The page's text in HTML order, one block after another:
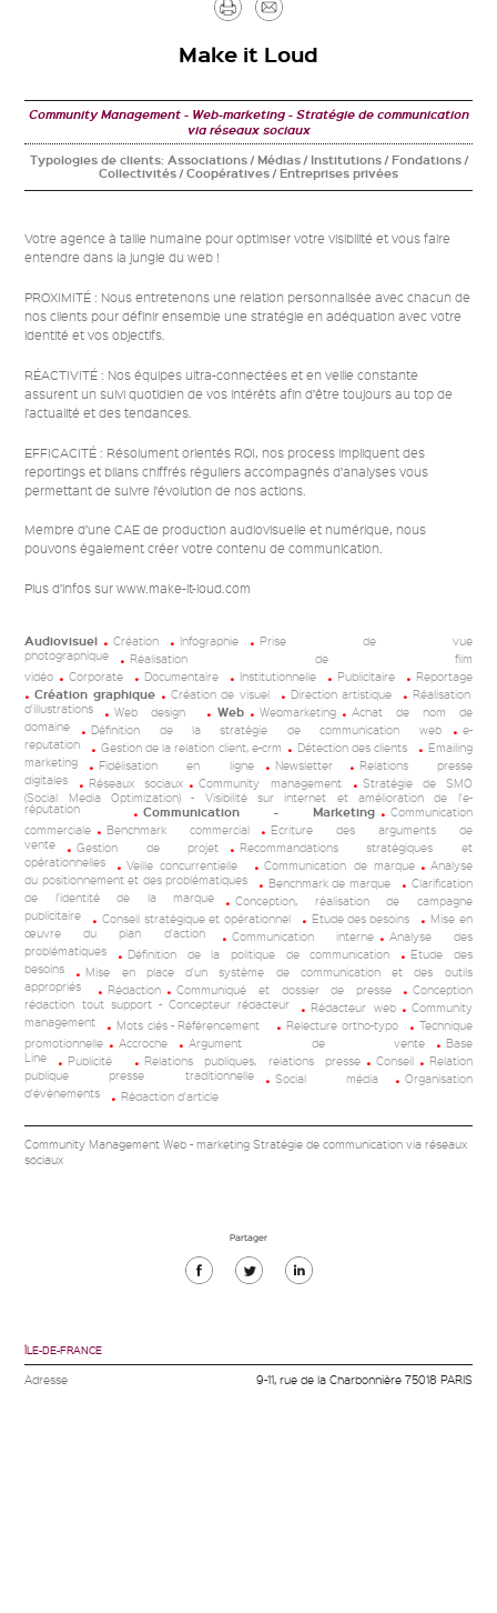
Imprimer
Make it Loud
Community Management Web-marketing
Stratégie de communication
via réseaux sociaux
Typologies de clients: Associations / Médias / Institutions / Fondations /
Collectivités / Coopératives / Entreprises privées
Votre agence à taille humaine pour optimiser votre visibilité et vous faire
entendre dans la jungle du web !
PROXIMITÉ : Nous entretenons une relation personnalisée avec chacun de
nos clients pour définir ensemble une stratégie en adéquation avec votre
identité et vos objectifs.
RÉACTIVITÉ : Nos équipes ultra-connectées et en veille constante
assurent un suivi quotidien de vos intérêts afin d’être toujours au top de
l’actualité et des tendances.
EFFICACITÉ : Résolument orientés ROI, nos process impliquent des
reportings et bilans chiffrés réguliers accompagnés d’analyses vous
permettant de suivre l’évolution de nos actions.
Membre d’une CAE de production audiovisuelle et numérique, nous
pouvons également créer votre contenu de communication.
Plus d’infos sur www.make-it-loud.com
Audiovisuel Création Infographie
Prise de vue
photographique
Réalisation de film
vidéo
Corporate Documentaire Institutionnelle Publicitaire Reportage
Création graphique Création de visuel Direction artistique
Réalisation
d'illustrations
Web design Web Webmarketing
Achat de nom de
domaine
Définition de la stratégie de communication web
e-
reputation
Gestion de la relation client, e-crm Détection des clients
Emailing
marketing
Fidélisation en ligne Newsletter
Relations presse
digitales
Réseaux sociaux Community management
Stratégie de SMO
(Social Media Optimization) - Visibilité sur internet et amélioration de l'e-
réputation Communication - Marketing
Communication
commerciale
Benchmark commercial
Ecriture des arguments de
vente
Gestion de projet
Recommandations stratégiques et
opérationnelles
Veille concurrentielle Communication de marque
Analyse
du positionnement et des problématiques
Benchmark de marque
Clarification
de l'identité de la marque
Conception, réalisation de campagne
publicitaire
Conseil stratégique et opérationnel Etude des besoins
Mise en
œuvre du plan d'action
Communication interne
Analyse des
problématiques
Définition de la politique de communication
Etude des
besoins
Mise en place d'un système de communication et des outils
appropriés
Rédaction Communiqué et dossier de presse
Conception
rédaction tout support - Concepteur rédacteur
Rédacteur web
Community
management
Mots clés - Référencement Relecture ortho-typo
Technique
promotionnelle
Accroche Argument de vente
Base
Line
Publicité Relations publiques, relations presse Conseil
Relation
publique presse traditionnelle
Social média
Organisation
d'évènements
Rédaction d'article
Community Management Web - marketing Stratégie de communication via réseaux
sociaux
Partager
Partager
Partager
ÎLE-DE-FRANCE
Adresse 9-11, rue de la Charbonnière 75018 PARIS